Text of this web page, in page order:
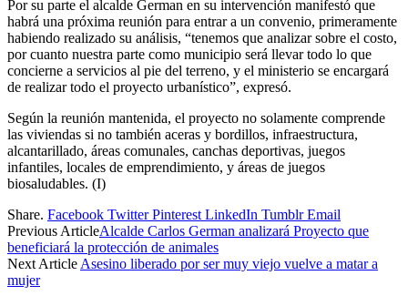
Por su parte el alcalde German en su intervención manifestó que
habrá una próxima reunión para entrar a un convenio, primeramente
habiendo realizado su análisis, “tenemos que analizar sobre el costo,
por cuanto nuestra parte como municipio será llevar todo lo que
concierne a servicios al pie del terreno, y el ministerio se encargará
de realizar todo el proyecto urbanístico”, expresó.
Según la reunión mantenida, el proyecto no solamente comprende
las viviendas si no también aceras y bordillos, infraestructura,
alcantarillado, áreas comunales, canchas deportivas, juegos
infantiles, locales de emprendimiento, y áreas de juegos
biosaludables. (I)
Share. Facebook Twitter Pinterest LinkedIn Tumblr Email
Previous ArticleAlcalde Carlos German analizará Proyecto que
beneficiará la protección de animales
Next Article Asesino liberado por ser muy viejo vuelve a matar a
mujer